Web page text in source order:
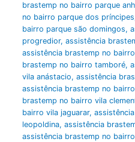
brastemp no bairro parque
no bairro parque dos príncipes
bairro parque são domingos,
progredior, assistência
assistência brastemp no
brastemp no bairro tamboré,
vila anástacio, assistência
assistência brastemp no
brastemp no bairro vila
bairro vila jaguarar,
leopoldina, assistência
assistência brastemp no